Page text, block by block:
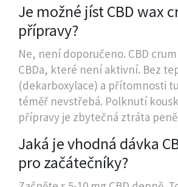
Je možné jíst CBD wax
přípravy?
Ne, není doporučeno. CBD
CBDa, které není aktivní. Bez
(dekarboxylace) a přítomnosti
téměř nevstřebá. Polknutí
přípravy je zbytečná ztráta
Jaká je vhodná dávka
pro začátečníky?